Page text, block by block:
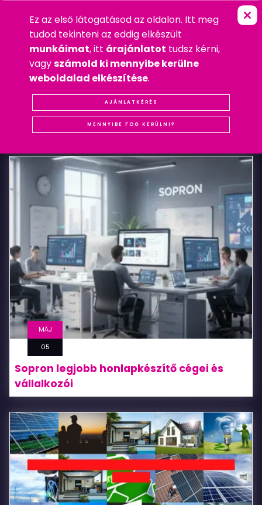
ALAMON MOTOR S R N
FŐOLDAL
MOBIL
2016. FEBRUÁR 11. CSÜTÖRTÖK
MOBIL
, WEBDESIGN ,
WEBSHOP
#REFERENCIA
#SOPRON #WEBDESIGN
KAPCSOLÓDÓBEJEGYZÉSEK
MÁJ
05
Sopron legjobb honlapkészítő cégei és
vállalkozói
Ez az első látogatásod az oldalon. Itt meg
tudod tekinteni az eddig elkészült
munkáimat, itt árajánlatot tudsz kérni,
vagyszámold ki mennyibe kerülne
weboldalad elkészítése.
AJÁNLATKÉRÉS
MENNYIBE FOG KERÜLNI?